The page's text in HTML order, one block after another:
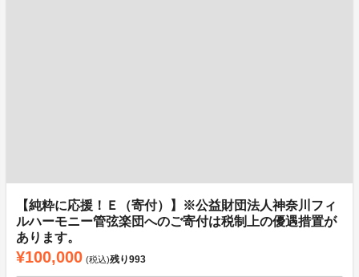
【純粋に応援！Ｅ（寄付）】※公益財団法人神奈川フィ
ルハーモニー管弦楽団へのご寄付は税制上の優遇措置が
あります。
¥100,000 (税込)残り993